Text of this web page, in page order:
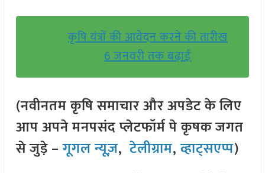
कृषि यंत्रों की आवेदन करने की तारीख
6 जनवरी तक बढ़ाई
(नवीनतम कृषि समाचार और अपडेट के लिए
आप अपने मनपसंद प्लेटफॉर्म पे कृषक जगत
से जुड़े –गूगल न्यूज़,टेलीग्राम,व्हाट्सएप्प)